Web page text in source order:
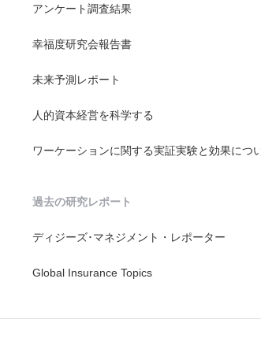
アンケート調査結果
幸福度研究会報告書
未来予測レポート
人的資本経営を科学する
ワーケーションに関する実証実験と効果につ
過去の研究レポート
ディジーズ･マネジメント・レポーター
Global Insurance Topics